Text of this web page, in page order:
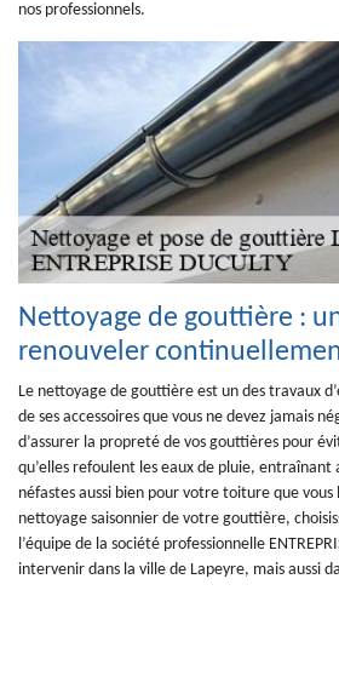
nos professionnels.
Nettoyage de gouttière :
renouveler
Le nettoyage de gouttière est un des travaux
de ses accessoires que vous ne devez jamais
d’assurer la propreté de vos gouttières pour
qu’elles refoulent les eaux de pluie, entraînant
néfastes aussi bien pour votre toiture que vous
nettoyage saisonnier de votre gouttière,
l’équipe de la société professionnelle
intervenir dans la ville de Lapeyre, mais aussi